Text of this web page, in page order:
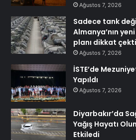
Ağustos 7, 2026
Sadece tank
Almanya’nın
planı dikkat çekti
Ağustos 7, 2026
İSTE’de
Yapıldı
Ağustos 7, 2026
Diyarbakır’da
Yağış Hayatı
Etkiledi